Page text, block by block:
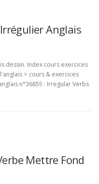
Anglais
dessin. Index cours exercices
> cours & exercices
n°36855 : Irregular Verbs
Mettre Fond